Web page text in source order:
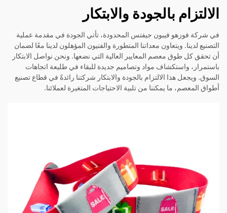
الالتزام بالجودة والابتكار
في شركة فوزهو فيبون جيفتس المحدودة، تأتي الجودة في مقدمة عملية
التصنيع لدينا. ويتعاون معداتنا المتطورة والفنيون المؤهلون لدينا معًا لضمان
أن تحقق كل طوق معصم المعايير العالية التي نضعها. ونحن نواصل الابتكار
باستمرار، واستكشاف مواد وتصاميم جديدة للبقاء في طليعة اتجاهات
السوق. ويجعل هذا الالتزام بالجودة والابتكار شركتنا رائدةً في قطاع تصنيع
أطواق المعصم، ما يمكننا من تلبية الاحتياجات المتغيرة لعملائنا.